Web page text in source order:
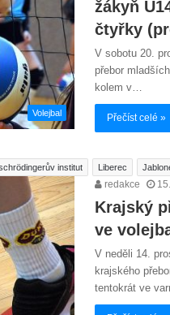
Volejbal
žákyň
čtyřky
V sobotu 20.
přebor
kolem v…
Přečíst celé »
institut Liberec
redakce
Krajský
ve
V neděli 14.
krajského
tentokrát ve